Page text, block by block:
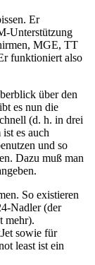
Er
Unterstützung
MGE, TT
funktioniert also
über den
es nun die
(d. h. in drei
es auch
und so
Dazu muß man
So existieren
Nadler (der
mehr).
sowie für
least ist ein